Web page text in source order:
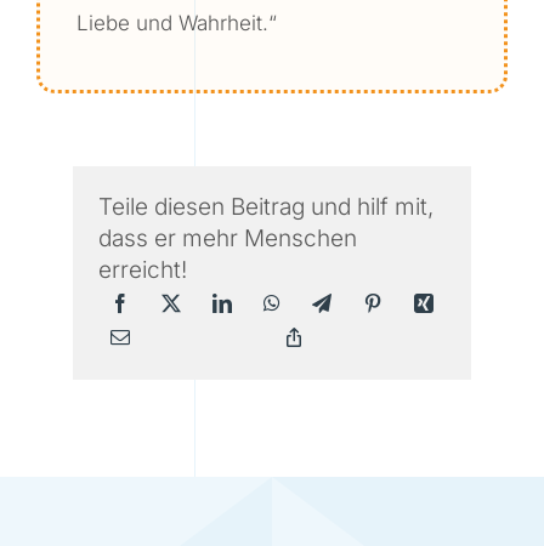
Liebe und Wahrheit.“
Teile diesen Beitrag und hilf mit,
dass er mehr Menschen
erreicht!